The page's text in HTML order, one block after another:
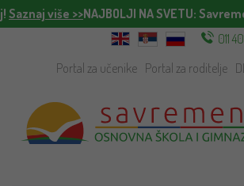
Saznaj više >>NAJBOLJI NA SVETU:
011
Portal za učenike Portal za roditelje